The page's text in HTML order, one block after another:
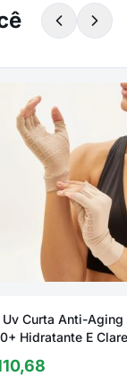
Uv Curta Anti-Aging
Hidratante E